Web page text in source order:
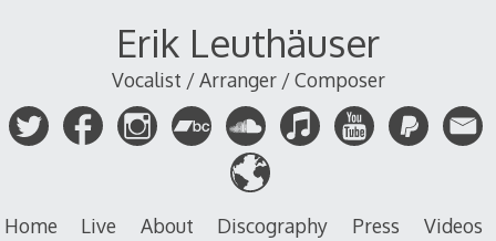
Erik Leuthäuser
Vocalist / Arranger / Composer
Home Live About Discography Press
Videos